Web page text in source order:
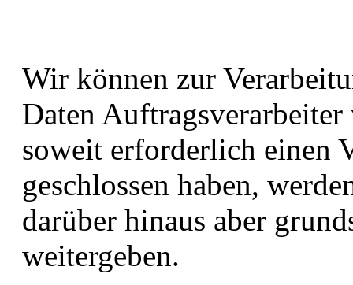
Wir können zur
Daten
soweit erforderlich einen
geschlossen haben,
darüber hinaus aber
weitergeben.